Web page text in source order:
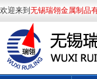
欢迎来到 无锡瑞翎金属制品